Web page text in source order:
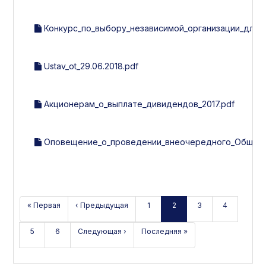
Ustav_ot_29.06.2018.pdf
Акционерам_о_выплате_дивидендов_2017.pdf
« Первая ‹ Предыдущая 1 2 3 4
5 6 Следующая › Последняя »